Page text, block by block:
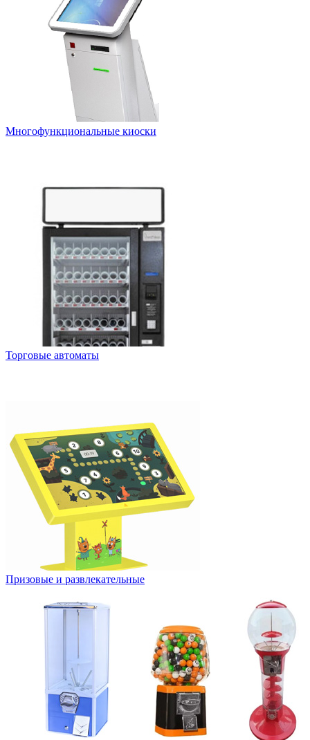
Многофункциональные киоски
Торговые автоматы
Призовые и развлекательные